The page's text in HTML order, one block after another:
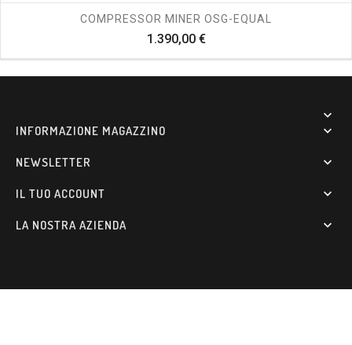
COMPRESSOR MINER OSG-EQUAL
1.390,00 €Prezzo

INFORMAZIONE MAGAZZINO 
NEWSLETTER 
IL TUO ACCOUNT 
LA NOSTRA AZIENDA 